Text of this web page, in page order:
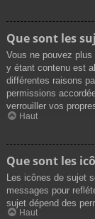
Que sont les
Vous ne pouvez
y étant contenu est
différentes raisons
permissions
verrouiller vos
Haut
Que sont les
Les icônes de sujet
messages pour
sujet dépend des
Haut